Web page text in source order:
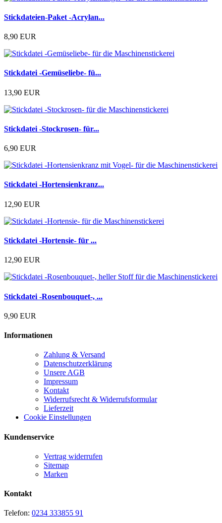
Stickdateien-Paket -Acrylan...
8,90 EUR
Stickdatei -Gemüseliebe- fü...
13,90 EUR
Stickdatei -Stockrosen- für...
6,90 EUR
Stickdatei -Hortensienkranz...
12,90 EUR
Stickdatei -Hortensie- für ...
12,90 EUR
Stickdatei -Rosenbouquet-, ...
9,90 EUR
Informationen
Zahlung & Versand
Datenschutzerklärung
Unsere AGB
Impressum
Kontakt
Widerrufsrecht & Widerrufsformular
Lieferzeit
Cookie Einstellungen
Kundenservice
Vertrag widerrufen
Sitemap
Marken
Kontakt
Telefon: 0234 333855 91